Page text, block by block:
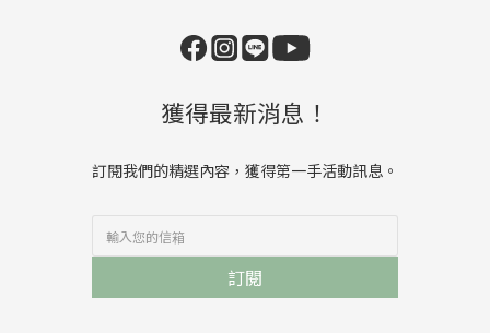
獲得最新消息！
訂閱我們的精選內容，獲得第一手活動訊息。
訂閱